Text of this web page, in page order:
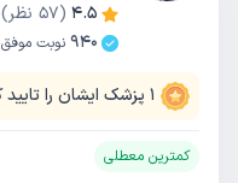
4.5
(
57 نظر)
940 نوبت موفق
1 پزشک ایشان را تایید
کمترین معطلی